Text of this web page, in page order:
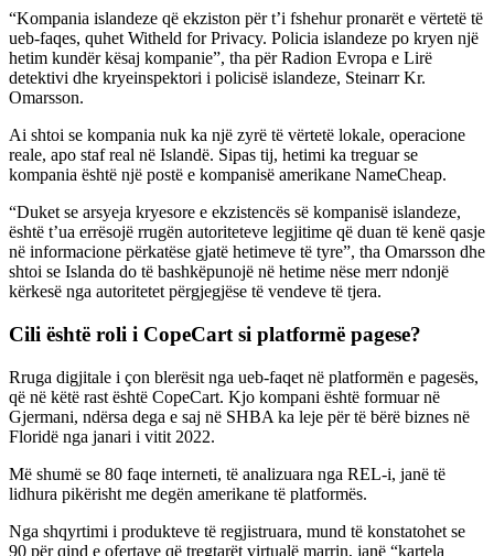
“Kompania islandeze që ekziston për t’i fshehur pronarët e vërtetë të
ueb-faqes, quhet Witheld for Privacy. Policia islandeze po kryen një
hetim kundër kësaj kompanie”, tha për Radion Evropa e Lirë
detektivi dhe kryeinspektori i policisë islandeze, Steinarr Kr.
Omarsson.
Ai shtoi se kompania nuk ka një zyrë të vërtetë lokale, operacione
reale, apo staf real në Islandë. Sipas tij, hetimi ka treguar se
kompania është një postë e kompanisë amerikane NameCheap.
“Duket se arsyeja kryesore e ekzistencës së kompanisë islandeze,
është t’ua errësojë rrugën autoriteteve legjitime që duan të kenë qasje
në informacione përkatëse gjatë hetimeve të tyre”, tha Omarsson dhe
shtoi se Islanda do të bashkëpunojë në hetime nëse merr ndonjë
kërkesë nga autoritetet përgjegjëse të vendeve të tjera.
Cili është roli i CopeCart si platformë pagese?
Rruga digjitale i çon blerësit nga ueb-faqet në platformën e pagesës,
që në këtë rast është CopeCart. Kjo kompani është formuar në
Gjermani, ndërsa dega e saj në SHBA ka leje për të bërë biznes në
Floridë nga janari i vitit 2022.
Më shumë se 80 faqe interneti, të analizuara nga REL-i, janë të
lidhura pikërisht me degën amerikane të platformës.
Nga shqyrtimi i produkteve të regjistruara, mund të konstatohet se
90 për qind e ofertave që tregtarët virtualë marrin, janë “kartela